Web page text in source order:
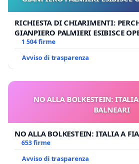
RICHIESTA DI CHIARIMENTI:
GIANPIERO PALMIERI ESIBISCE
1 504 firme
Avviso di trasparenza
NO ALLA BOLKESTEIN:
BALNEARI
NO ALLA BOLKESTEIN: ITALIA A
653 firme
Avviso di trasparenza